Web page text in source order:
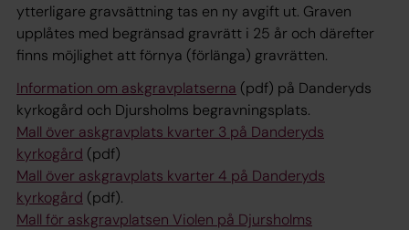
ytterligare gravsättning tas en ny avgift ut. Graven
upplåtes med begränsad gravrätt i 25 år och därefter
finns möjlighet att förnya (förlänga) gravrätten.
Information om askgravplatserna (pdf) på Danderyds
kyrkogård och Djursholms begravningsplats.
Mall över askgravplats kvarter 3 på Danderyds
kyrkogård (pdf)
Mall över askgravplats kvarter 4 på Danderyds
kyrkogård (pdf).
Mall för askgravplatsen Violen på Djursholms